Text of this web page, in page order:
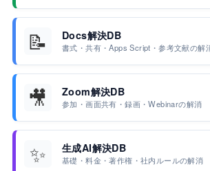
📝 Docs解決DB
書式・共有・Apps Script・参考文献の解
🎥 Zoom解決DB
参加・画面共有・録画・Webinarの解消
✨ 生成AI解決DB
基礎・料金・著作権・社内ルールの解消